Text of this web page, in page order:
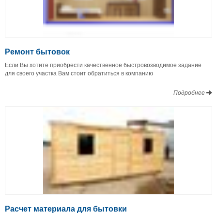
Ремонт бытовок
Если Вы хотите приобрести качественное быстровозводимое задание
для своего участка Вам стоит обратиться в компанию
Подробнее
Расчет материала для бытовки